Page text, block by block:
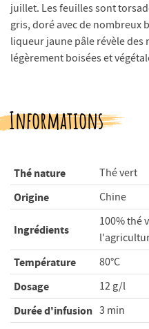
juillet. Les feuilles sont
gris, doré avec de nombreux
liqueur jaune pâle révèle des
légèrement boisées et
Informations
Thé nature
Thé vert
Origine
Chine
Ingrédients
100% thé
Température
80°C
Dosage
12 g/l
Durée d'infusion 3 min